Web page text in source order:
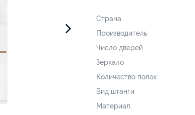
Страна
Производитель
Число дверей
Зеркало
Количество полок
Вид штанги
Материал